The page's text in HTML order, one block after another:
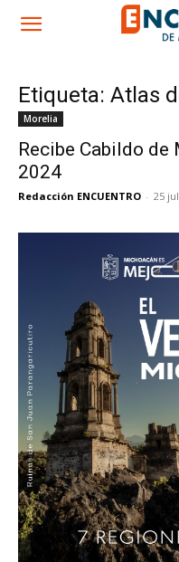
Etiqueta: Atlas
Morelia
Recibe Cabildo
2024
Redacción ENCUENTRO - 25